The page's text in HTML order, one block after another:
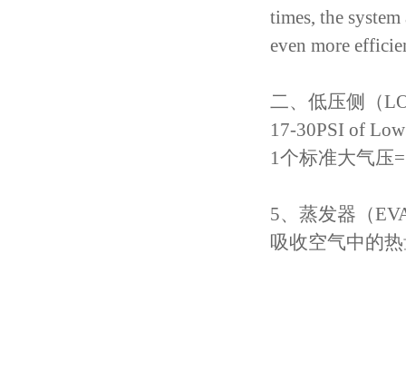
times, the
even more
二、低压侧（
17-30PSI of Low
1个标准大气压
5、蒸发器（
吸收空气中的